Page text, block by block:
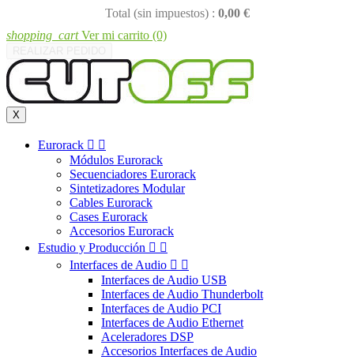
Total (sin impuestos) : 0,00 €
shopping_cart Ver mi carrito (0)
X
Eurorack  
Módulos Eurorack
Secuenciadores Eurorack
Sintetizadores Modular
Cables Eurorack
Cases Eurorack
Accesorios Eurorack
Estudio y Producción  
Interfaces de Audio  
Interfaces de Audio USB
Interfaces de Audio Thunderbolt
Interfaces de Audio PCI
Interfaces de Audio Ethernet
Aceleradores DSP
Accesorios Interfaces de Audio